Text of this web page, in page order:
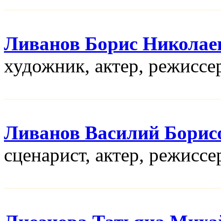
Ливанов Борис
художник, актер,
Ливанов Василий
сценарист, актер,